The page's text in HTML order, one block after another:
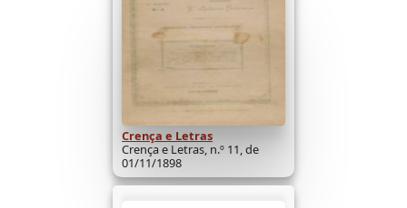
Crença e Letras
Crença e Letras, n.º 11, de
01/11/1898